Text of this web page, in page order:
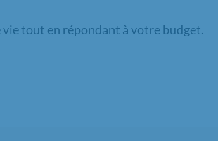
vie tout en répondant à votre budget.